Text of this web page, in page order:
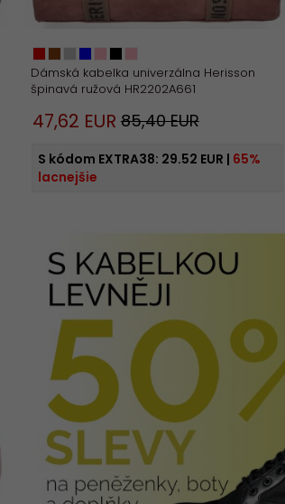
Dámská kabelka univerzálna Herisson
špinavá ružová HR2202A661
47,62 EUR 85,40 EUR
S kódom EXTRA38: 29.52 EUR | 65%
lacnejšie